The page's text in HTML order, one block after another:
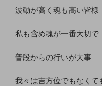
波動が高く魂も高い皆様
私も含め魂が一番大切で
普段からの行いが大事
我々は吉方位でもなくて